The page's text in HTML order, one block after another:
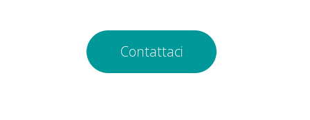
Contattaci